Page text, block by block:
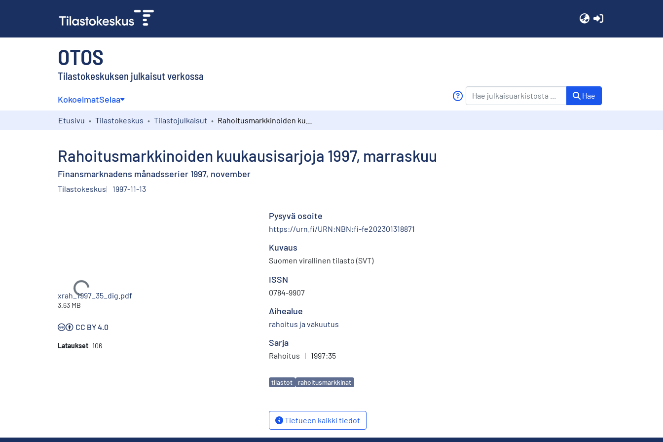
OTOS
Tilastokeskuksen julkaisut verkossa
KokoelmatSelaa Hae
Etusivu Tilastokeskus Tilastojulkaisut
Rahoitusmarkkinoiden kuukausisarjoja 1997, marraskuu
Finansmarknadens månadsserier 1997, november
Tilastokeskus 1997-11-13
Ladataan...
xrah_1997_35_dig.pdf
3.63 MB
CC BY 4.0
Lataukset 106
Pysyvä osoite
https://urn.fi/URN:NBN:fi-fe202301318871
Kuvaus
Suomen virallinen tilasto (SVT)
ISSN
0784-9907
Aihealue
rahoitus ja vakuutus
Sarja
Rahoitus | 1997:35
Avainsanat
tilastot rahoitusmarkkinat
Tietueen kaikki tiedot